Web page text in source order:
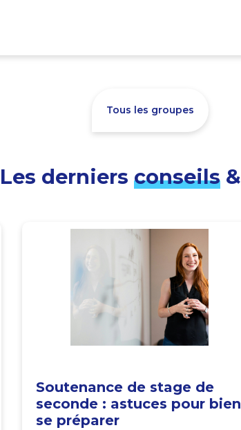
Tous les groupes
Les derniers conseils &
Soutenance de stage de
seconde : astuces pour bien
se préparer